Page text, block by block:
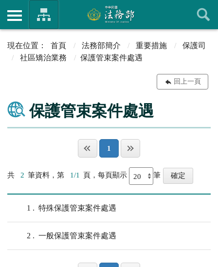
首頁 法務部簡介 重要措施
保護司
社區矯治業務
保護管束案件處遇
回上一頁
保護管束案件處遇
1
共 2 筆資料，第 1/1 頁，每頁顯示 筆
1 特殊保護管束案件處遇
2 一般保護管束案件處遇